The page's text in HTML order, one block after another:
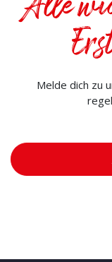
Melde dich zu